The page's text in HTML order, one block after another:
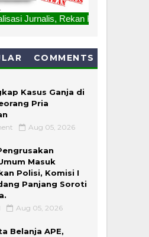
Kami Bukan Penjahat,
COMMENTS
Kasus Ganja di
Pria
Aug 05, 2026
Masuk
Polisi, Komisi I
Panjang Soroti
Aug 05, 2026
Belanja APE,